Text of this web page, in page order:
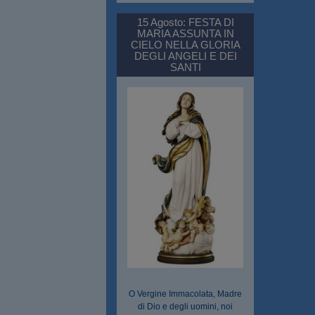
15 Agosto: FESTA DI
MARIA ASSUNTA IN
CIELO NELLA GLORIA
DEGLI ANGELI E DEI
SANTI
O Vergine Immacolata, Madre
di Dio e degli uomini, noi